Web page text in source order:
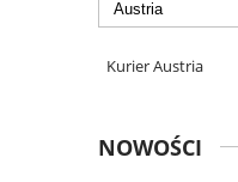
Kurier Austria
NOWOŚCI